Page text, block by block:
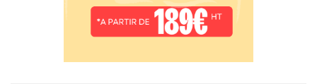
dégraissant alimentaire.
Quel diamètre choisir pour mes crêpes ?
Le standard professionnel se situe à40 cm. C’est la